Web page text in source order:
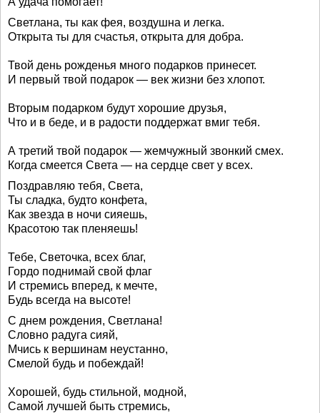
Светлана, ты как фея, воздушна и легка.
Открыта ты для счастья, открыта для добра.
Твой день рожденья много подарков принесет.
И первый твой подарок — век жизни без хлопот.
Вторым подарком будут хорошие друзья,
Что и в беде, и в радости поддержат вмиг тебя.
А третий твой подарок — жемчужный звонкий смех.
Когда смеется Света — на сердце свет у всех.
Поздравляю тебя, Света,
Ты сладка, будто конфета,
Как звезда в ночи сияешь,
Красотою так пленяешь!
Тебе, Светочка, всех благ,
Гордо поднимай свой флаг
И стремись вперед, к мечте,
Будь всегда на высоте!
С днем рождения, Светлана!
Словно радуга сияй,
Мчись к вершинам неустанно,
Смелой будь и побеждай!
Хорошей, будь стильной, модной,
Самой лучшей быть стремись,